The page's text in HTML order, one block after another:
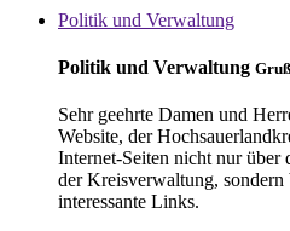
Politik und Verwaltung
Politik und Verwaltung
Sehr geehrte Damen und
Website, der
Internet-Seiten nicht nur
der Kreisverwaltung,
interessante Links.